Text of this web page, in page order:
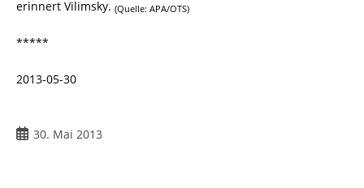
erinnert Vilimsky. (Quelle: APA/OTS)
*****
2013-05-30
Beitrag
30. Mai 2013